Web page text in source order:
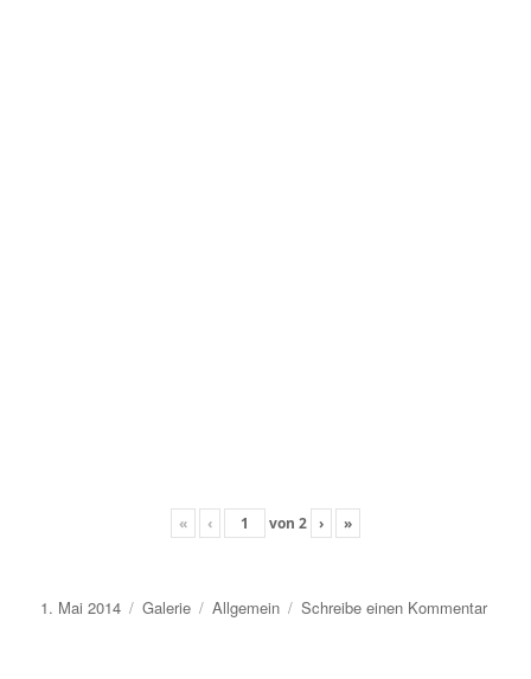
« ‹ von 2 › »
Veröffentlicht
1. Mai 2014 Format
Galerie Kategorien
Allgemein Schreibe einen Kommentarzu